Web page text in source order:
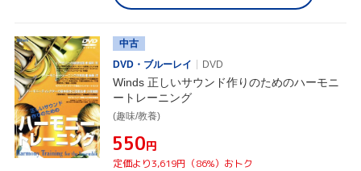
中古
DVD・ブルーレイ
DVD
Winds 正しいサウンド作りのためのハーモニ
ートレーニング
(趣味/教養)
¥550円
定価より3,619円（86%）おトク